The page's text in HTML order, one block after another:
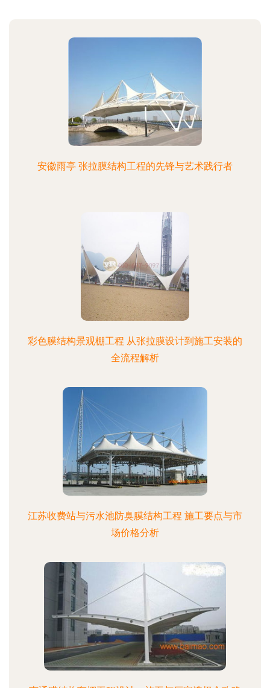
安徽雨亭 张拉膜结构工程的先锋与艺术践行者
彩色膜结构景观棚工程 从张拉膜设计到施工安装的
全流程解析
江苏收费站与污水池防臭膜结构工程 施工要点与市
场价格分析